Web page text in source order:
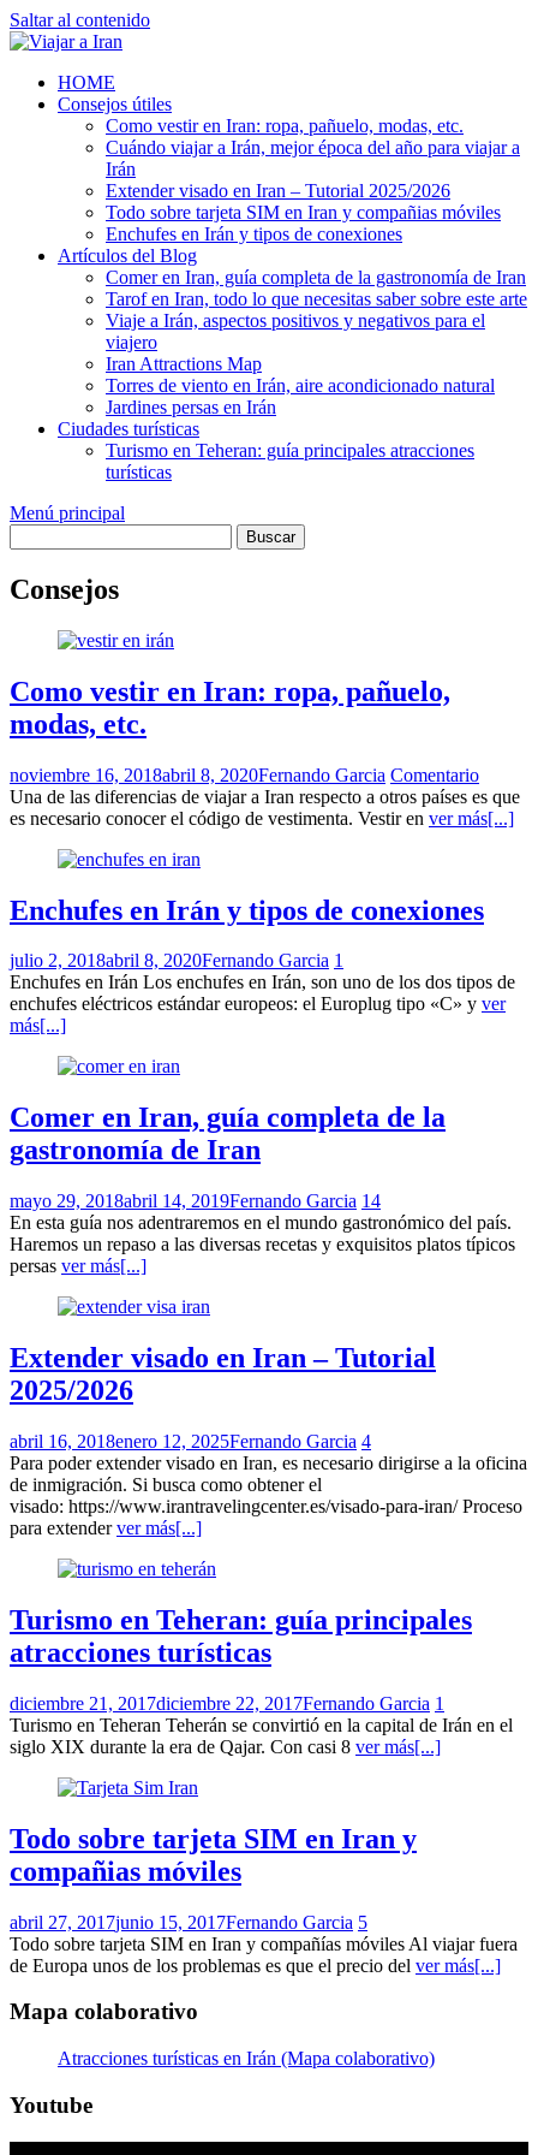
Saltar al contenido
HOME
Consejos útiles
Como vestir en Iran: ropa, pañuelo, modas, etc.
Cuándo viajar a Irán, mejor época del año para viajar a
Irán
Extender visado en Iran – Tutorial 2025/2026
Todo sobre tarjeta SIM en Iran y compañias móviles
Enchufes en Irán y tipos de conexiones
Artículos del Blog
Comer en Iran, guía completa de la gastronomía de Iran
Tarof en Iran, todo lo que necesitas saber sobre este arte
Viaje a Irán, aspectos positivos y negativos para el
viajero
Iran Attractions Map
Torres de viento en Irán, aire acondicionado natural
Jardines persas en Irán
Ciudades turísticas
Turismo en Teheran: guía principales atracciones
turísticas
Menú principal
Consejos
Como vestir en Iran: ropa, pañuelo,
modas, etc.
noviembre 16, 2018abril 8, 2020Fernando Garcia Comentario
Una de las diferencias de viajar a Iran respecto a otros países es que
es necesario conocer el código de vestimenta. Vestir en ver más[...]
Enchufes en Irán y tipos de conexiones
julio 2, 2018abril 8, 2020Fernando Garcia 1
Enchufes en Irán Los enchufes en Irán, son uno de los dos tipos de
enchufes eléctricos estándar europeos: el Europlug tipo «C» y ver
más[...]
Comer en Iran, guía completa de la
gastronomía de Iran
mayo 29, 2018abril 14, 2019Fernando Garcia 14
En esta guía nos adentraremos en el mundo gastronómico del país.
Haremos un repaso a las diversas recetas y exquisitos platos típicos
persas ver más[...]
Extender visado en Iran – Tutorial
2025/2026
abril 16, 2018enero 12, 2025Fernando Garcia 4
Para poder extender visado en Iran, es necesario dirigirse a la oficina
de inmigración. Si busca como obtener el
visado: https://www.irantravelingcenter.es/visado-para-iran/ Proceso
para extenderver más[...]
Turismo en Teheran: guía principales
atracciones turísticas
diciembre 21, 2017diciembre 22, 2017Fernando Garcia 1
Turismo en Teheran Teherán se convirtió en la capital de Irán en el
siglo XIX durante la era de Qajar. Con casi 8 ver más[...]
Todo sobre tarjeta SIM en Iran y
compañias móviles
abril 27, 2017junio 15, 2017Fernando Garcia 5
Todo sobre tarjeta SIM en Iran y compañías móviles Al viajar fuera
de Europa unos de los problemas es que el precio del ver más[...]
Mapa colaborativo
Atracciones turísticas en Irán (Mapa colaborativo)
Youtube